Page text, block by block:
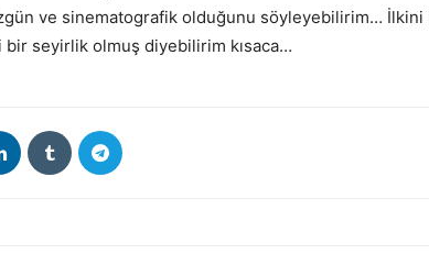
ve sinematografik olduğunu söyleyebilirim…
seyirlik olmuş diyebilirim kısaca…